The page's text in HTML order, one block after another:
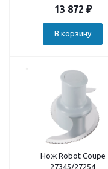
13 872 ₽
В корзину
Нож Robot Coupe
27345/27254